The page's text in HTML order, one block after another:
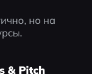
но на
& Pitch